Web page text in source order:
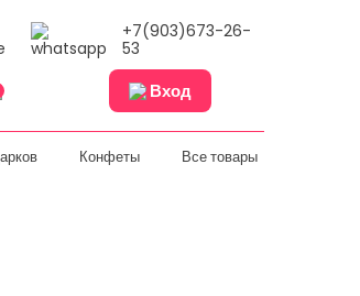
+7(903)673-26-
53
Вход
Конфеты Все товары